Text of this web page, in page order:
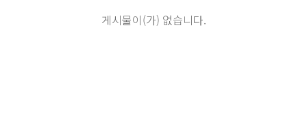
게시물이(가) 없습니다.